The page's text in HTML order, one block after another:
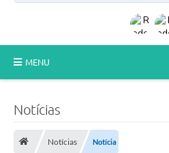
MENU
A Prefeitura
Notícias
Notícias Notícia